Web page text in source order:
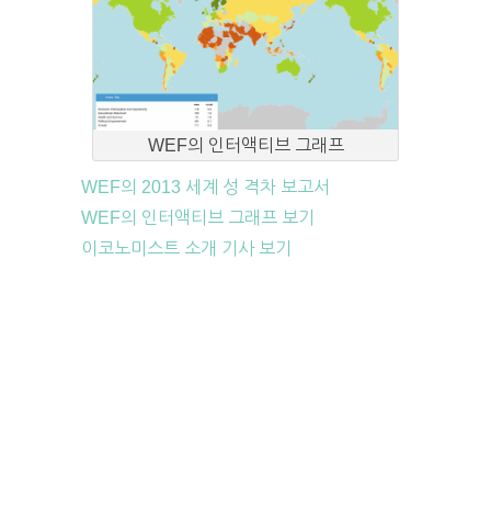
WEF의 인터액티브 그래프
WEF의 2013 세계 성 격차 보고서
WEF의 인터액티브 그래프 보기
이코노미스트 소개 기사 보기